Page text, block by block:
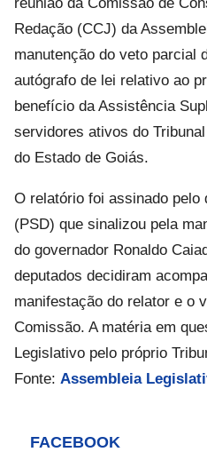
Redação (CCJ) da
manutenção do veto parcial
autógrafo de lei relativo ao
benefício da Assistência
servidores ativos do
do Estado de Goiás.
O relatório foi assinado pelo
(PSD) que sinalizou pela
do governador Ronaldo
deputados decidiram
manifestação do relator e o
Comissão. A matéria em
Legislativo pelo próprio
Fonte: Assembleia
FACEBOOK